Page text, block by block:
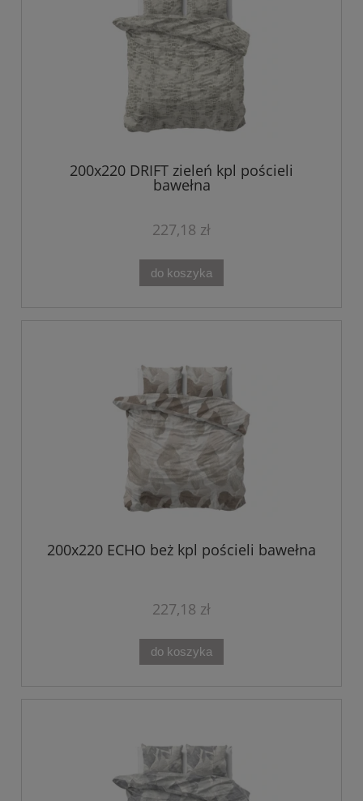
200x220 DRIFT zieleń kpl pościeli
bawełna
227,18 zł
do koszyka
200x220 ECHO beż kpl pościeli bawełna
227,18 zł
do koszyka